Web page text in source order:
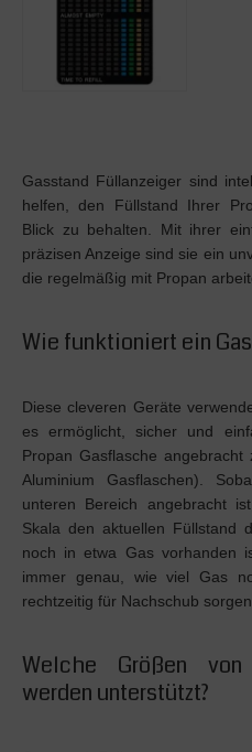
Gasstand Füllanzeiger sind
helfen, den Füllstand Ihrer
Blick zu behalten. Mit ihrer
präzisen Anzeige sind sie ein
die regelmäßig mit Propan
Wie funktioniert ein
Diese cleveren Geräte
es ermöglicht, sicher und
Propan Gasflasche
Aluminium Gasflaschen).
unteren Bereich angebracht
Skala den aktuellen Füllstand
noch in etwa Gas vorhanden
immer genau, wie viel Gas
rechtzeitig für Nachschub
Welche Größen von
werden unterstützt?